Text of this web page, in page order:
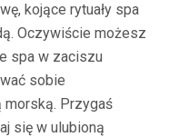
kojące rytuały spa
Oczywiście możesz
spa w zaciszu
sobie
Przygaś
się w ulubioną